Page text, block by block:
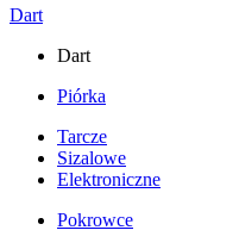
Dart
Dart
Piórka
Tarcze
Sizalowe
Elektroniczne
Pokrowce